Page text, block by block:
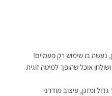
נעשה בו שימוש רק פעמיים!
ושולחן אוכל שהופך למיטה זוגית
ומזגן, עיצוב מודרני